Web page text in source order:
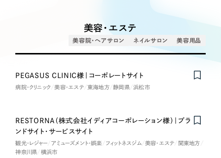
採用サイト制作
すべて （624件）
ブランドサイト・サービスサイト
コーポレート・企業サイト
求人・採用サイト
美容・エステ
美容院・ヘアサロン ネイルサロン 美容用品
PEGASUS CLINIC様｜コーポレートサイト
病院・クリニック 美容・エステ 東海地方 静岡県 浜松市
RESTORNA（株式会社イディアコーポレーション様）｜ブラ
ンドサイト・サービスサイト
観光・レジャー アミューズメント・娯楽 フィットネスジム 美容・エステ
関東地方
神奈川県
横浜市